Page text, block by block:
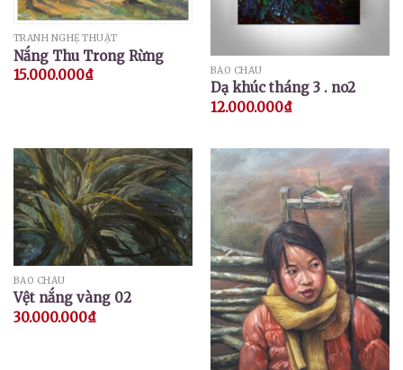
TRANH NGHỆ THUẬT
Nắng Thu Trong Rừng
15.000.000₫ BẢO CHÂU
Dạ khúc tháng 3 . no2
12.000.000₫
BẢO CHÂU
Vệt nắng vàng 02
30.000.000₫